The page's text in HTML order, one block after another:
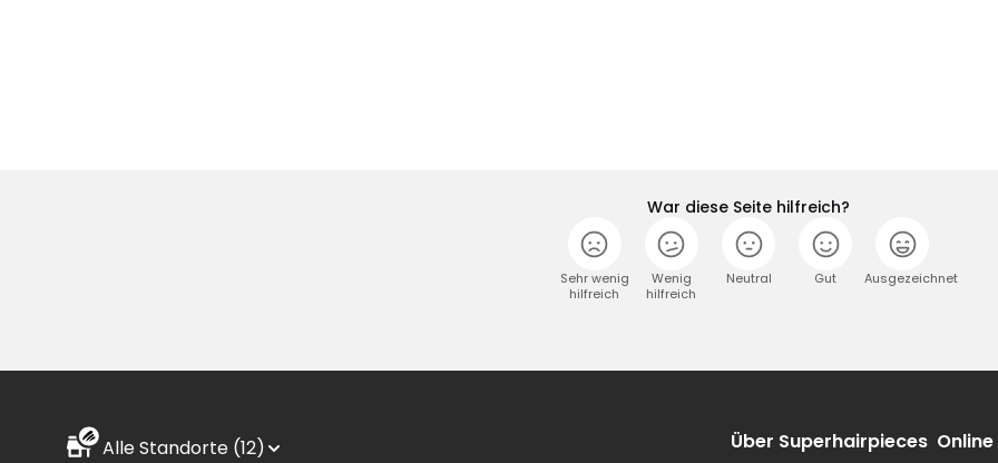
War diese Seite hilfreich?
Sehr wenig
hilfreich
Wenig
hilfreich
Neutral Gut Ausgezeichnet
Alle Standorte (12)
Über Superhairpieces